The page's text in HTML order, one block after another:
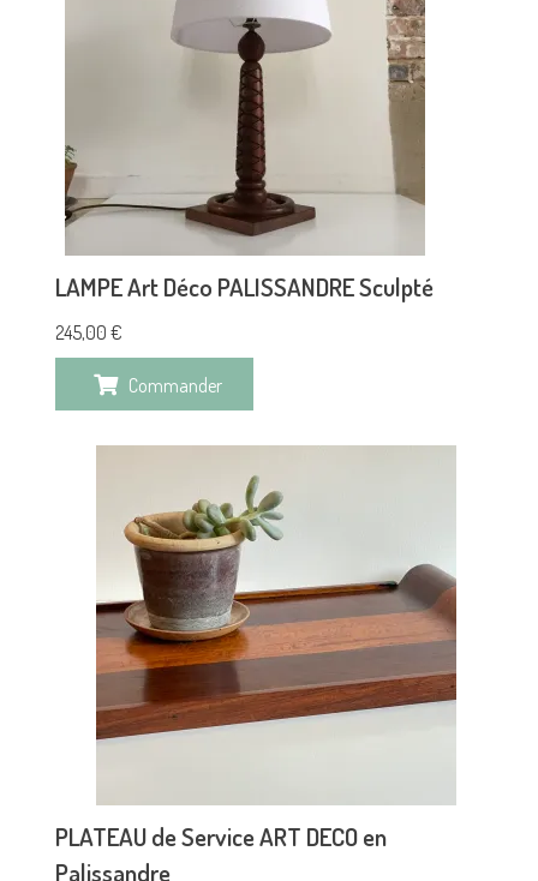
LAMPE Art Déco PALISSANDRE Sculpté
245,00 €
Commander
PLATEAU de Service ART DECO en
Palissandre